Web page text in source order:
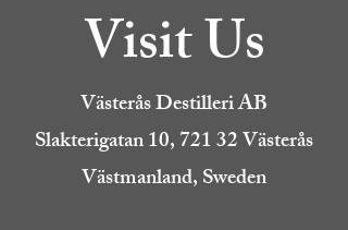
Visit Us
Västerås Destilleri AB
Slakterigatan 10, 721 32 Västerås
Västmanland, Sweden